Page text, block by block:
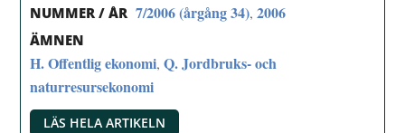
NUMMER / ÅR 7/2006 (årgång 34),2006
ÄMNEN
H. Offentlig ekonomi,Q. Jordbruks- och
naturresursekonomi
LÄS HELA ARTIKELN